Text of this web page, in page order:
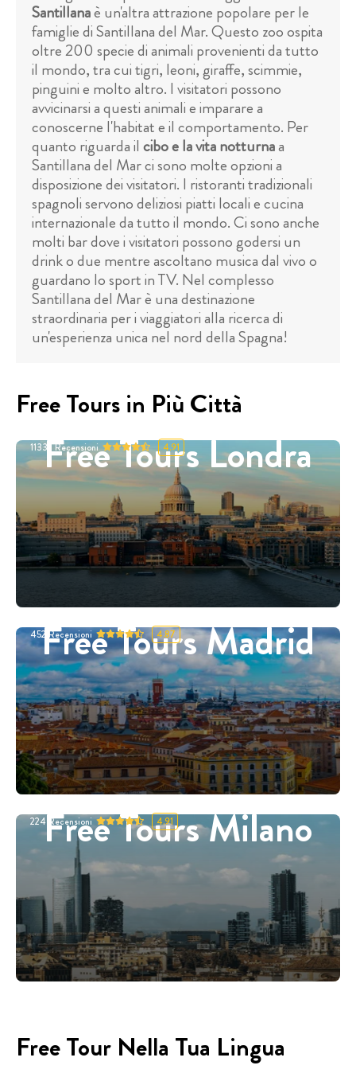
Santillanaè un'altra attrazione popolare per le
famiglie di Santillana del Mar. Questo zoo ospita
oltre 200 specie di animali provenienti da tutto
il mondo, tra cui tigri, leoni, giraffe, scimmie,
pinguini e molto altro. I visitatori possono
avvicinarsi a questi animali e imparare a
conoscerne l'habitat e il comportamento. Per
quanto riguarda il cibo e la vita notturnaa
Santillana del Mar ci sono molte opzioni a
disposizione dei visitatori. I ristoranti tradizionali
spagnoli servono deliziosi piatti locali e cucina
internazionale da tutto il mondo. Ci sono anche
molti bar dove i visitatori possono godersi un
drink o due mentre ascoltano musica dal vivo o
guardano lo sport in TV. Nel complesso
Santillana del Mar è una destinazione
straordinaria per i viaggiatori alla ricerca di
un'esperienza unica nel nord della Spagna!
Free Tours in Più Città
Free Tours Londra
11332Recensioni 4.91
Free Tours Madrid
452 Recensioni 4.87
Free Tours Milano
224 Recensioni 4.91
Free Tour Nella Tua Lingua